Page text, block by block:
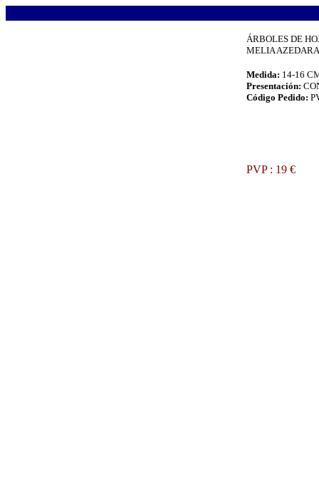
ÁRBOLES DE
MELIA
Medida: 14-16
Presentación:
Código Pedido:
PVP : 19 €